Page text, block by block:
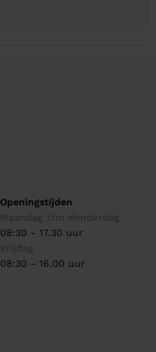
Openingstijden
Maandag t/m donderdag
08:30 - 17.30 uur
Vrijdag
08:30 - 16.00 uur